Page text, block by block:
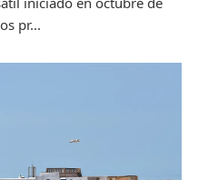
pr...